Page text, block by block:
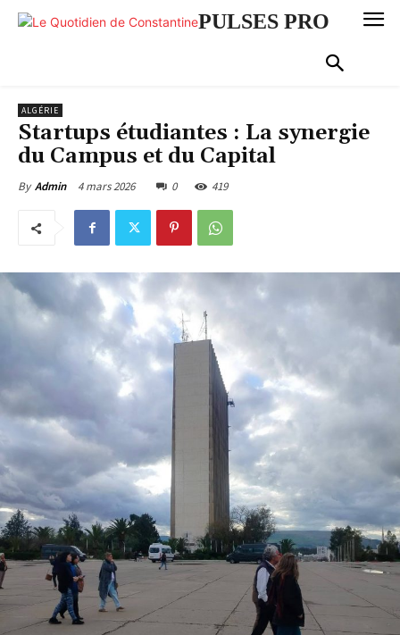
PULSES PRO
ALGÉRIE
Startups étudiantes : La synergie
du Campus et du Capital
By Admin 4 mars 2026 0 419